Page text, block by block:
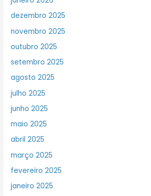
dezembro 2025
novembro 2025
outubro 2025
setembro 2025
agosto 2025
julho 2025
junho 2025
maio 2025
abril 2025
março 2025
fevereiro 2025
janeiro 2025